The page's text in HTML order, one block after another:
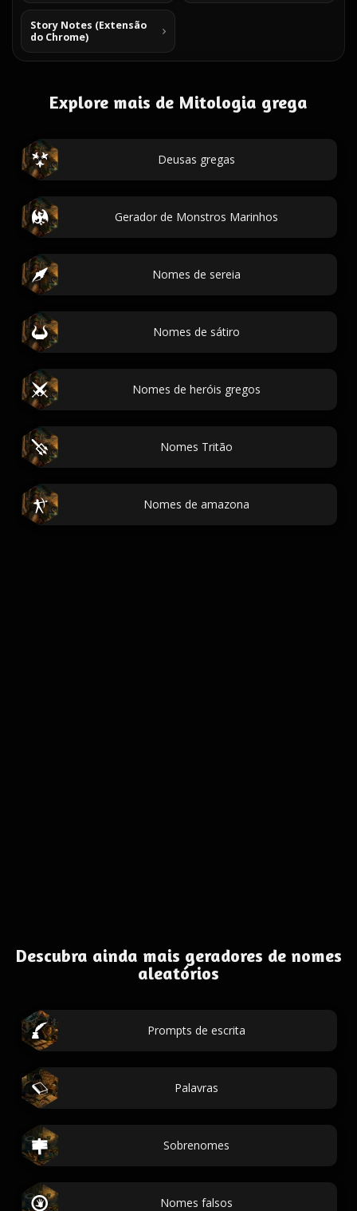
Story Notes (Extensão
do Chrome)
Explore mais de Mitologia grega
Deusas gregas
Gerador de Monstros Marinhos
Nomes de sereia
Nomes de sátiro
Nomes de heróis gregos
Nomes Tritão
Nomes de amazona
Descubra ainda mais geradores de nomes
aleatórios
Prompts de escrita
Palavras
Sobrenomes
Nomes falsos